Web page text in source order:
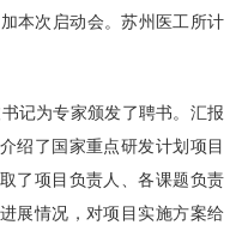
本次启动会。苏州医工所计
记为专家颁发了聘书。汇报
绍了国家重点研发计划项目
了项目负责人、各课题负责
展情况，对项目实施方案给